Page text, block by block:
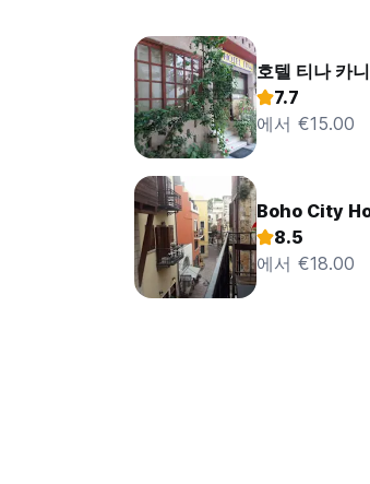
호텔 티나 카
7.7
에서 €15.00
Boho City
8.5
에서 €18.00